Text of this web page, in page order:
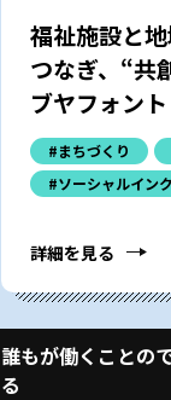
福祉施設と
つなぎ、“共
ブヤフォント
#まちづくり
#ソーシャルイン
詳細を見る
誰もが働くことの
る